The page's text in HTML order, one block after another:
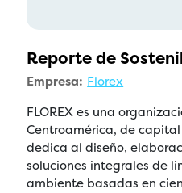
Reporte de
Empresa: Florex
FLOREX es una
Centroamérica, de
dedica al diseño,
soluciones integrales de
ambiente basadas en